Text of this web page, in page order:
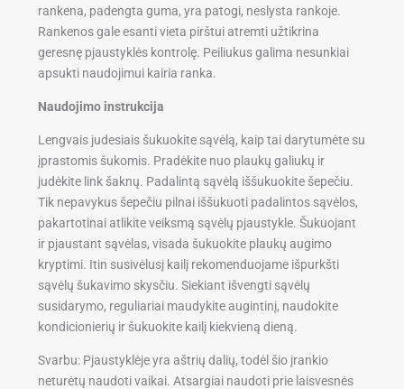
rankena, padengta guma, yra patogi, neslysta rankoje.
Rankenos gale esanti vieta pirštui atremti užtikrina
geresnę pjaustyklės kontrolę. Peiliukus galima nesunkiai
apsukti naudojimui kairia ranka.
Naudojimo instrukcija
Lengvais judesiais šukuokite sąvėlą, kaip tai darytumėte su
įprastomis šukomis. Pradėkite nuo plaukų galiukų ir
judėkite link šaknų. Padalintą sąvėlą iššukuokite šepečiu.
Tik nepavykus šepečiu pilnai iššukuoti padalintos sąvėlos,
pakartotinai atlikite veiksmą sąvėlų pjaustykle. Šukuojant
ir pjaustant sąvėlas, visada šukuokite plaukų augimo
kryptimi. Itin susivėlusį kailį rekomenduojame išpurkšti
sąvėlų šukavimo skysčiu. Siekiant išvengti sąvėlų
susidarymo, reguliariai maudykite augintinį, naudokite
kondicionierių ir šukuokite kailį kiekvieną dieną.
Svarbu: Pjaustyklėje yra aštrių dalių, todėl šio įrankio
neturėtų naudoti vaikai. Atsargiai naudoti prie laisvesnės